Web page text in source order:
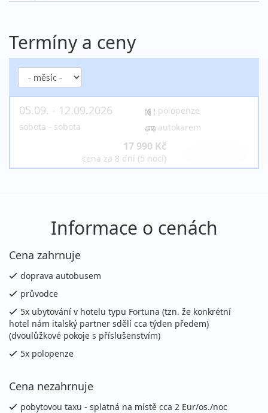
Termíny a ceny
05.09. - 12.09.2026
sobota - sobota
polopenze
autokarem
17 990 Kč
cena za 8 dní (5 nocí)
Informace o cenách
Cena zahrnuje
doprava autobusem
průvodce
5x ubytování v hotelu typu Fortuna (tzn. že konkrétní
hotel nám italský partner sdělí cca týden předem)
(dvoulůžkové pokoje s příslušenstvím)
5x polopenze
Cena nezahrnuje
pobytovou taxu - splatná na místě cca 2 Eur/os./noc